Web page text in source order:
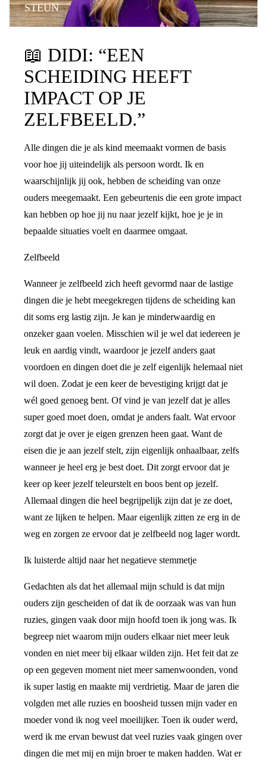
STEUN
📖 DIDI: “EEN
SCHEIDING HEEFT
IMPACT OP JE
ZELFBEELD.”
Alle dingen die je als kind meemaakt vormen de basis
voor hoe jij uiteindelijk als persoon wordt. Ik en
waarschijnlijk jij ook, hebben de scheiding van onze
ouders meegemaakt. Een gebeurtenis die een grote impact
kan hebben op hoe jij nu naar jezelf kijkt, hoe je je in
bepaalde situaties voelt en daarmee omgaat.
Zelfbeeld
Wanneer je zelfbeeld zich heeft gevormd naar de lastige
dingen die je hebt meegekregen tijdens de scheiding kan
dit soms erg lastig zijn. Je kan je minderwaardig en
onzeker gaan voelen. Misschien wil je wel dat iedereen je
leuk en aardig vindt, waardoor je jezelf anders gaat
voordoen en dingen doet die je zelf eigenlijk helemaal niet
wil doen. Zodat je een keer de bevestiging krijgt dat je
wél goed genoeg bent. Of vind je van jezelf dat je alles
super goed moet doen, omdat je anders faalt. Wat ervoor
zorgt dat je over je eigen grenzen heen gaat. Want de
eisen die je aan jezelf stelt, zijn eigenlijk onhaalbaar, zelfs
wanneer je heel erg je best doet. Dit zorgt ervoor dat je
keer op keer jezelf teleurstelt en boos bent op jezelf.
Allemaal dingen die heel begrijpelijk zijn dat je ze doet,
want ze lijken te helpen. Maar eigenlijk zitten ze erg in de
weg en zorgen ze ervoor dat je zelfbeeld nog lager wordt.
Ik luisterde altijd naar het negatieve stemmetje
Gedachten als dat het allemaal mijn schuld is dat mijn
ouders zijn gescheiden of dat ik de oorzaak was van hun
ruzies, gingen vaak door mijn hoofd toen ik jong was. Ik
begreep niet waarom mijn ouders elkaar niet meer leuk
vonden en niet meer bij elkaar wilden zijn. Het feit dat ze
op een gegeven moment niet meer samenwoonden, vond
ik super lastig en maakte mij verdrietig. Maar de jaren die
volgden met alle ruzies en boosheid tussen mijn vader en
moeder vond ik nog veel moeilijker. Toen ik ouder werd,
werd ik me ervan bewust dat veel ruzies vaak gingen over
dingen die met mij en mijn broer te maken hadden. Wat er